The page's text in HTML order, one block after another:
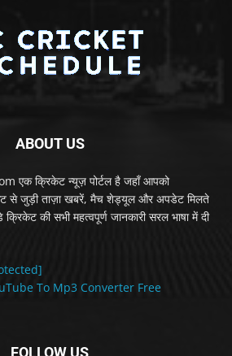
ABOUT US
एक क्रिकेट न्यूज़ पोर्टल है जहाँ आपको
से जुड़ी ताज़ा खबरें, मैच शेड्यूल और अपडेट मिलते
की सभी महत्वपूर्ण जानकारी सरल भाषा में दी
To Mp3 Converter Free
FOLLOW US